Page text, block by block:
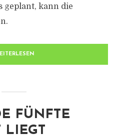
geplant, kann die
FÜNFTE
LIEGT